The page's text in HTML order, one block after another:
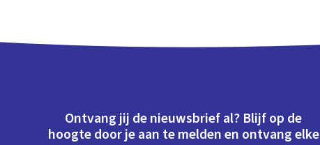
Ontvang jij de nieuwsbrief al? Blijf op de
hoogte door je aan te melden en ontvang elke